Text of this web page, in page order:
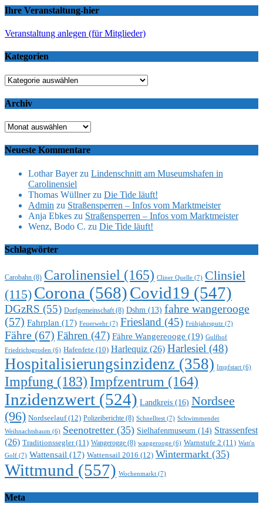
Ihre Veranstaltung-hier
Veranstaltung anlegen (für Mitglieder)
Kategorien
Kategorien
Archiv
Archiv
Neueste Kommentare
Lothar Bayerzu Lindenschnitt am Museumshafen in
Carolinensiel
Thomas Wüllnerzu Die Tide läuft!
Admin zu Straßensperren – Infos vom Marktmeister
Anja Ebkes zu Straßensperren – Infos vom Marktmeister
Wenz, Bodo C. zu Die Tide läuft!
Schlagwörter
Carobahn (8) Carolinensiel (165) Cliner Quelle (7) Clinsiel
(115) Corona (568)Covid19 (547)
DGzRS (55) Dorfgemeinschaft(8) Dshm (13) fahre wangerooge
(57) Fahrplan (17) Feuerwehr (7) Friesland (45) Frühjahrsputz (7)
Fähre (67) Fähren (47) Fähre Wangereooge (19) Gulfhof
Friedrichsgroden (6) Hafenfete (10) Harlequiz (26) Harlesiel (48)
Hospitalisierungsinzidenz (358) Impfstart (6)
Impfung (183) Impfzentrum (164)
Inzidenzwert (524) Landkreis (16) Nordsee
(96) Nordseelauf(12) Polizeiberichte (8) Schnelltest (7) Schwimmender
Weihnachtsbaum (6) Seenotretter (35) Sielhafenmuseum (14) Strassenfest
(26) Traditionssegler(11) Wangerogge (8) wangerooge (6) Warnstufe 2 (11) Watt'n
Golf (7) Wattensail (17) Wattensail 2016 (12) Wintermarkt (35)
Wittmund (557) Wochenmarkt (7)
Meta